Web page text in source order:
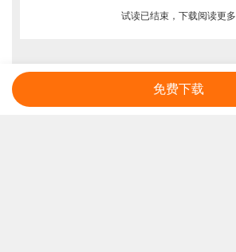
试读已结束，下载阅读更多
免费下载